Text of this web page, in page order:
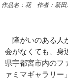
作品名：花 作者：新田
障がいのある人
会がなくても、身
県宇都宮市内のフ
ァミマギャラリー